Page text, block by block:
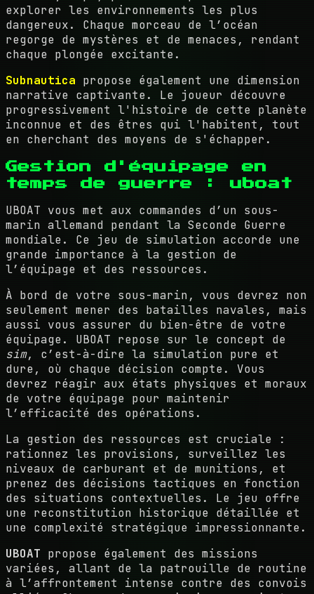
explorer les environnements les plus
dangereux. Chaque morceau de l’océan
regorge de mystères et de menaces, rendant
chaque plongée excitante.
Subnautica propose également une dimension
narrative captivante. Le joueur découvre
progressivement l'histoire de cette planète
inconnue et des êtres qui l'habitent, tout
en cherchant des moyens de s'échapper.
Gestion d'équipage en
temps de guerre : uboat
UBOAT vous met aux commandes d’un sous-
marin allemand pendant la Seconde Guerre
mondiale. Ce jeu de simulation accorde une
grande importance à la gestion de
l’équipage et des ressources.
À bord de votre sous-marin, vous devrez non
seulement mener des batailles navales, mais
aussi vous assurer du bien-être de votre
équipage. UBOAT repose sur le concept de
sim, c’est-à-dire la simulation pure et
dure, où chaque décision compte. Vous
devrez réagir aux états physiques et moraux
de votre équipage pour maintenir
l’efficacité des opérations.
La gestion des ressources est cruciale :
rationnez les provisions, surveillez les
niveaux de carburant et de munitions, et
prenez des décisions tactiques en fonction
des situations contextuelles. Le jeu offre
une reconstitution historique détaillée et
une complexité stratégique impressionnante.
UBOAT propose également des missions
variées, allant de la patrouille de routine
à l’affrontement intense contre des convois